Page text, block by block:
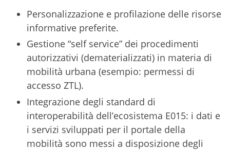
Personalizzazione e profilazione delle risorse
informative preferite.
Gestione “self service” dei procedimenti
autorizzativi (dematerializzati) in materia di
mobilità urbana (esempio: permessi di
accesso ZTL).
Integrazione degli standard di
interoperabilità dell’ecosistema E015: i dati e
i servizi sviluppati per il portale della
mobilità sono messi a disposizione degli